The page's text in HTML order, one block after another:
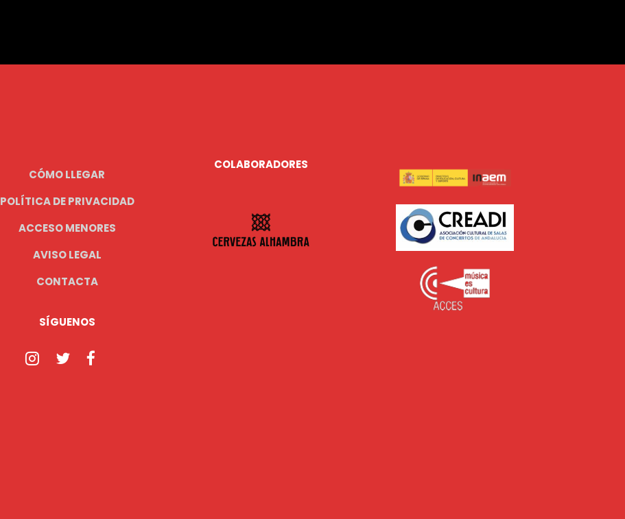
CÓMO LLEGAR
POLÍTICA DE PRIVACIDAD
ACCESO MENORES
AVISO LEGAL
CONTACTA
SÍGUENOS
COLABORADORES